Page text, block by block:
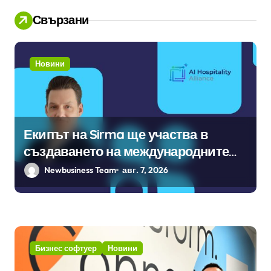
Свързани
Новини
Екипът на Sirma ще участва в
създаването на международните
стандарти за навлизане на
изкуствен интелект в
Newbusiness Team авг. 7, 2026
Бизнес софтуер Новини